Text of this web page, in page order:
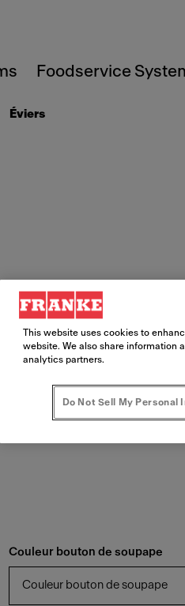
Foodservice
Éviers
Couleur bouton de soupape
Couleur bouton de soupape
This website uses cookies to
website. We also share information
analytics partners.
Do Not Sell My Personal